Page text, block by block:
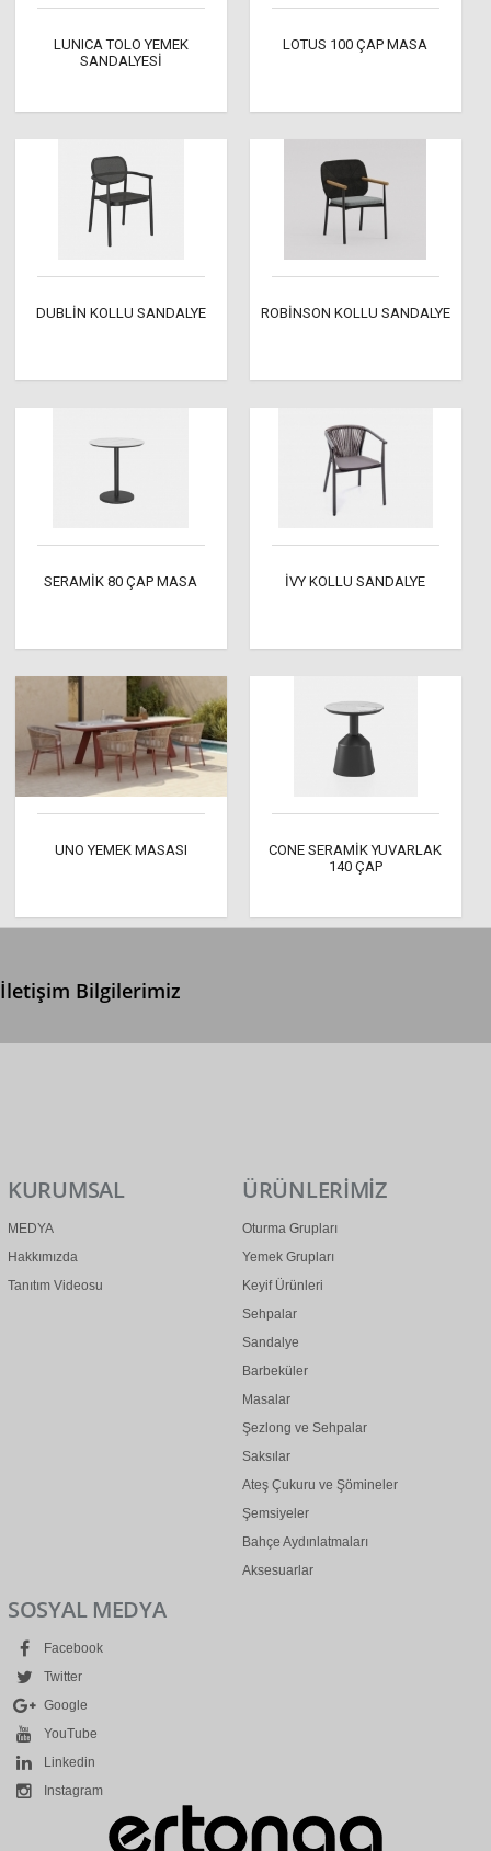
LUNICA TOLO YEMEK
SANDALYESİ
LOTUS 100 ÇAP MASA
DUBLİN KOLLU SANDALYE ROBİNSON KOLLU SANDALYE
SERAMİK 80 ÇAP MASA İVY KOLLU SANDALYE
UNO YEMEK MASASI
CONE SERAMİK YUVARLAK
140 ÇAP
İletişim Bilgilerimiz
KURUMSAL
MEDYA
Hakkımızda
Tanıtım Videosu
ÜRÜNLERİMİZ
Oturma Grupları
Yemek Grupları
Keyif Ürünleri
Sehpalar
Sandalye
Barbeküler
Masalar
Şezlong ve Sehpalar
Saksılar
Ateş Çukuru ve Şömineler
Şemsiyeler
Bahçe Aydınlatmaları
Aksesuarlar
SOSYAL MEDYA
Facebook
Twitter
Google
YouTube
Linkedin
Instagram